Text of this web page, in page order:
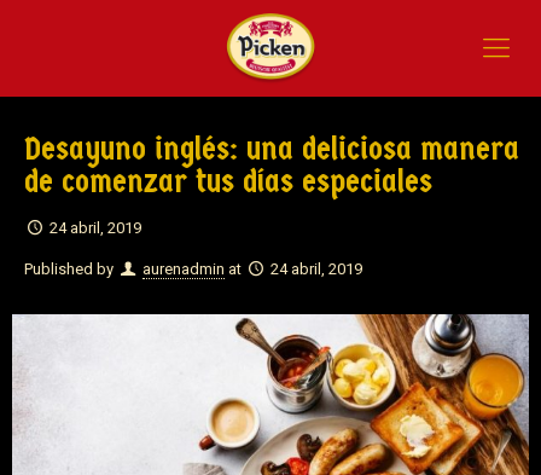
Desayuno inglés: una deliciosa manera
de comenzar tus días especiales
24 abril, 2019
Published by aurenadmin at 24 abril, 2019